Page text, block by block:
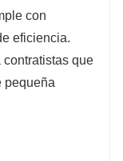
con
eficiencia.
que
pequeña